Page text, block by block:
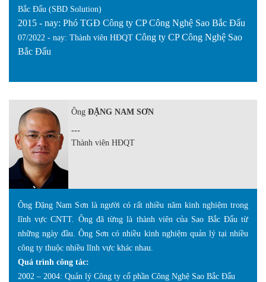
Bắc Đẩu (SBD Solution)
2015 - nay: Phó TGĐ Công ty CP Công Nghệ Sao Bắc Đẩu
07/2022 - nay: Thành viên HĐQT Công ty CP Công Nghệ Sao
Bắc Đẩu
Ông ĐẶNG NAM SƠN
---
Thành viên HĐQT
Ông Đặng Nam Sơn là người có rất nhiều năm kinh nghiệm trong
lĩnh vực CNTT. Ông đã từng là thành viên của Sao Bắc Đẩu từ
những ngày đầu. Ông Sơn có nhiều kinh nghiệm quản lý tại nhiều
công ty thuộc nhiều lĩnh vực khác nhau.
Quá trình công tác:
2002 – 2004: Quản lý Công ty cổ phần Công Nghệ Sao Bắc Đẩu